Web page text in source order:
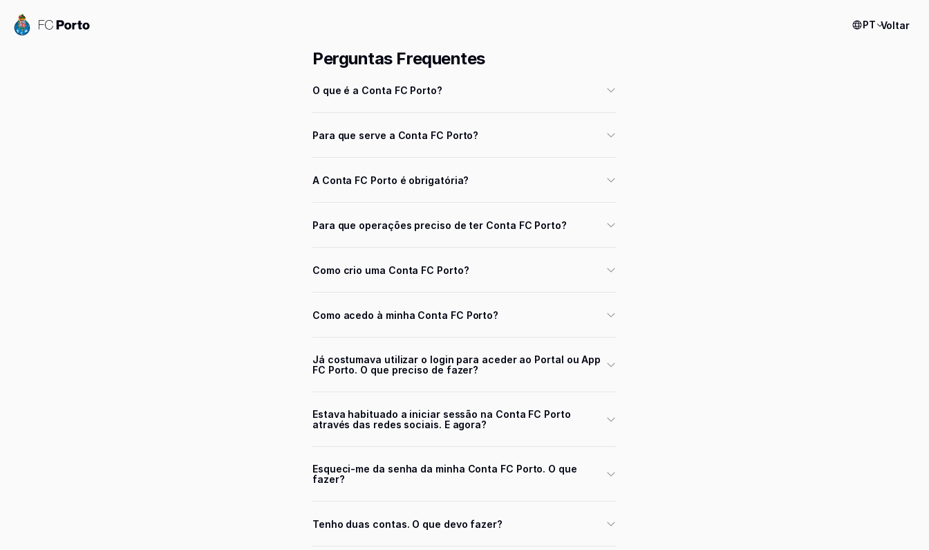
PT Voltar
Perguntas Frequentes
O que é a Conta FC Porto?
Para que serve a Conta FC Porto?
A Conta FC Porto é obrigatória?
Para que operações preciso de ter Conta FC Porto?
Como crio uma Conta FC Porto?
Como acedo à minha Conta FC Porto?
Já costumava utilizar o login para aceder ao Portal ou App
FC Porto. O que preciso de fazer?
Estava habituado a iniciar sessão na Conta FC Porto
através das redes sociais. E agora?
Esqueci-me da senha da minha Conta FC Porto. O que
fazer?
Tenho duas contas. O que devo fazer?